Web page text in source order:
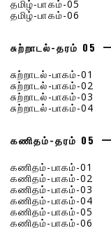
தமிழ்-பாகம்-05
தமிழ்-பாகம்-06
சுற்றாடல்-தரம் 05
சுற்றாடல்-பாகம்-01
சுற்றாடல்-பாகம்-02
சுற்றாடல்-பாகம்-03
சுற்றாடல்-பாகம்-04
கணிதம்-தரம் 05
கணிதம்-பாகம்-01
கணிதம்-பாகம்-02
கணிதம்-பாகம்-03
கணிதம்-பாகம்-04
கணிதம்-பாகம்-05
கணிதம்-பாகம்-06